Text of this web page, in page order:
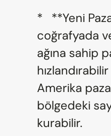
*   **Yeni
coğrafyada
ağına sahip
Amerika
bölgedeki
kurabilir.